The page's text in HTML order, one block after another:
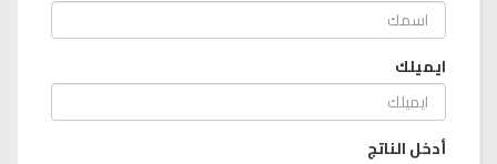
ايميلك
أدخل الناتج